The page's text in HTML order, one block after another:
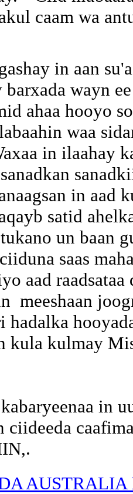
caam wa
in aan
wayn
ahaa hooyo
waa
in ilaahay
in aad
satid
un baan
saas
aad raadsataa
meeshaan
hadalka
kula kulmay
in
ciideeda